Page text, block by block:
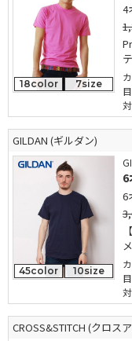
18color 7size
4
GILDAN (ギルダン)
45color 10size
6
6
CROSS&STITCH (クロス